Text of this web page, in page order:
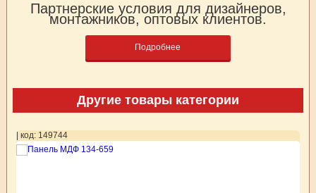
Партнерские условия для дизайнеров,
монтажников, оптовых клиентов.
Подробнее
Другие товары категории
| код: 149744